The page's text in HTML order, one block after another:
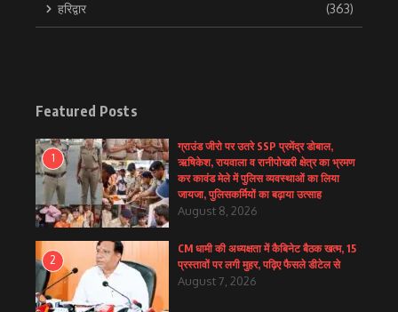
हरिद्वार (363)
Featured Posts
1
ग्राउंड जीरो पर उतरे SSP प्रमेंद्र डोबाल,
ऋषिकेश, रायवाला व रानीपोखरी क्षेत्र का भ्रमण
कर कावंड मेले में पुलिस व्यवस्थाओं का लिया
जायजा, पुलिसकर्मियों का बढ़ाया उत्साह
August 8, 2026
2
CM धामी की अध्यक्षता में कैबिनेट बैठक खत्म, 15
प्रस्तावों पर लगी मुहर, पढ़िए फैसले डीटेल से
August 7, 2026